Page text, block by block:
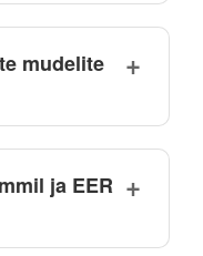
mudelite
ja EER